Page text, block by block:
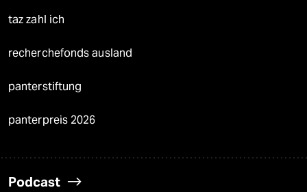
taz zahl ich
recherchefonds ausland
panterstiftung
panterpreis 2026
Podcast